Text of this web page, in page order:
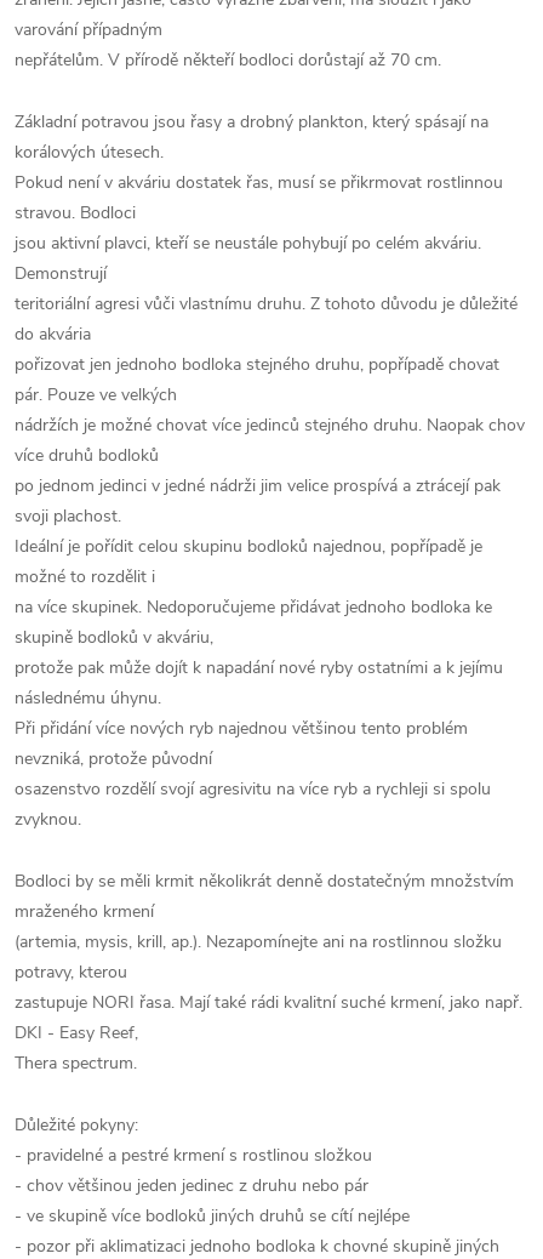
varování případným
nepřátelům. V přírodě někteří bodloci dorůstají až 70 cm.
Základní potravou jsou řasy a drobný plankton, který spásají na
korálových útesech.
Pokud není v akváriu dostatek řas, musí se přikrmovat rostlinnou
stravou. Bodloci
jsou aktivní plavci, kteří se neustále pohybují po celém akváriu.
Demonstrují
teritoriální agresi vůči vlastnímu druhu. Z tohoto důvodu je důležité
do akvária
pořizovat jen jednoho bodloka stejného druhu, popřípadě chovat
pár. Pouze ve velkých
nádržích je možné chovat více jedinců stejného druhu. Naopak chov
více druhů bodloků
po jednom jedinci v jedné nádrži jim velice prospívá a ztrácejí pak
svoji plachost.
Ideální je pořídit celou skupinu bodloků najednou, popřípadě je
možné to rozdělit i
na více skupinek. Nedoporučujeme přidávat jednoho bodloka ke
skupině bodloků v akváriu,
protože pak může dojít k napadání nové ryby ostatními a k jejímu
následnému úhynu.
Při přidání více nových ryb najednou většinou tento problém
nevzniká, protože původní
osazenstvo rozdělí svojí agresivitu na více ryb a rychleji si spolu
zvyknou.
Bodloci by se měli krmit několikrát denně dostatečným množstvím
mraženého krmení
(artemia, mysis, krill, ap.). Nezapomínejte ani na rostlinnou složku
potravy, kterou
zastupuje NORI řasa. Mají také rádi kvalitní suché krmení, jako např.
DKI - Easy Reef,
Thera spectrum.
Důležité pokyny:
- pravidelné a pestré krmení s rostlinou složkou
- chov většinou jeden jedinec z druhu nebo pár
- ve skupině více bodloků jiných druhů se cítí nejlépe
- pozor při aklimatizaci jednoho bodloka k chovné skupině jiných